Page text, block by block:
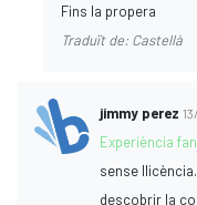
Fins la propera
Traduït de: Castellà
jimmy perez
Experiència
sense
descobrir la